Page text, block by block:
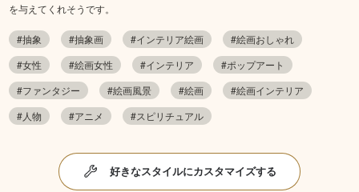
を与えてくれそうです。
#抽象 #抽象画 #インテリア絵画
#絵画おしゃれ
#女性
#絵画女性 #インテリア
#ポップアート
#ファンタジー
#絵画風景 #絵画
#絵画インテリア
#人物
#アニメ #スピリチュアル
好きなスタイルにカスタマイズする